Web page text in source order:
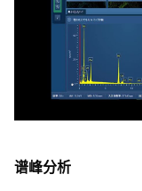
谱峰分析